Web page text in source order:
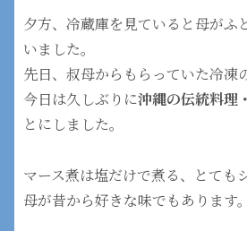
夕方、冷蔵庫を見ていると母がふ
いました。
先日、叔母からもらっていた冷凍
今日は久しぶりに沖縄の伝統料理
とにしました。
マース煮は塩だけで煮る、とても
母が昔から好きな味でもあります。